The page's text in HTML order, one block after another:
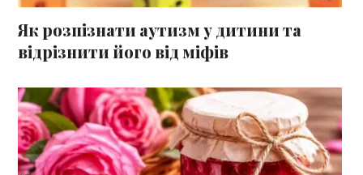
Як розпізнати аутизм у дитини та
відрізнити його від міфів